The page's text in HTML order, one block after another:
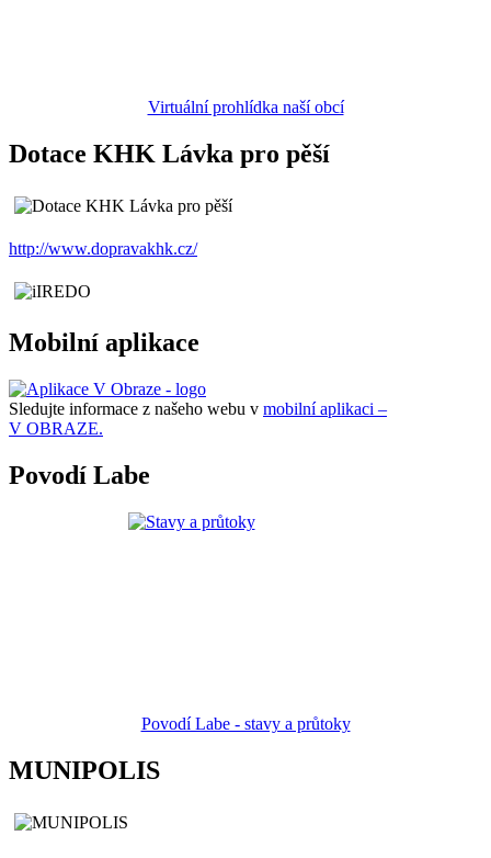
Virtuální prohlídka naší obcí
Dotace KHK Lávka pro pěší
http://www.dopravakhk.cz/
Mobilní aplikace
Sledujte informace z našeho webu v mobilní aplikaci –
V OBRAZE.
Povodí Labe
Povodí Labe - stavy a průtoky
MUNIPOLIS